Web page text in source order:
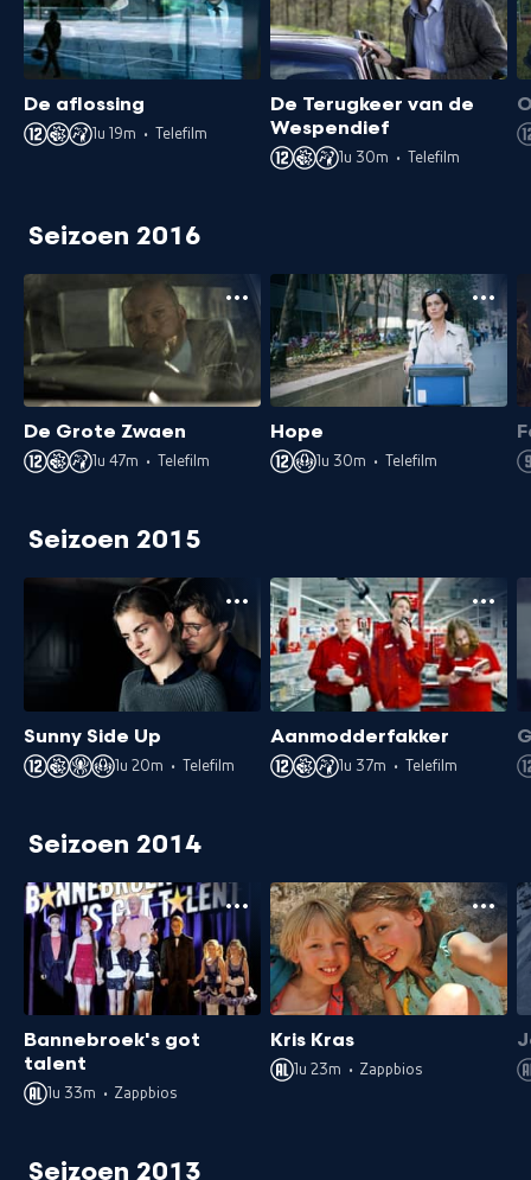
De aflossing
1u 19m • Telefilm
De Terugkeer van de
Wespendief
1u 30m • Telefilm
Seizoen 2016
De Grote Zwaen
1u 47m • Telefilm
Hope
1u 30m • Telefilm
Seizoen 2015
Sunny Side Up
1u 20m • Telefilm
Aanmodderfakker
1u 37m • Telefilm
Seizoen 2014
Bannebroek's got
talent
1u 33m • Zappbios
Kris Kras
1u 23m • Zappbios
Seizoen 2013